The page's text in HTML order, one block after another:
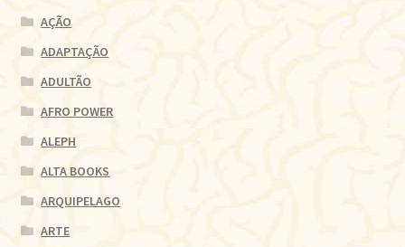
AÇÃO
ADAPTAÇÃO
ADULTÃO
AFRO POWER
ALEPH
ALTA BOOKS
ARQUIPELAGO
ARTE